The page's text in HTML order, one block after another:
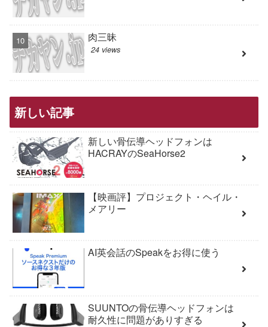
肉三昧
24 views
新しい記事
新しい骨伝導ヘッドフォンは
HACRAYのSeaHorse2
【映画評】プロジェクト・ヘイル・
メアリー
AI英会話のSpeakをお得に使う
SUUNTOの骨伝導ヘッドフォンは
耐久性に問題がありすぎる